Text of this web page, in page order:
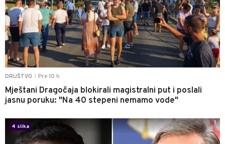
DRUŠTVO Pre 10 h
Mještani Dragočaja blokirali magistralni put i poslali
jasnu poruku: "Na 40 stepeni nemamo vode"
4 slika
1